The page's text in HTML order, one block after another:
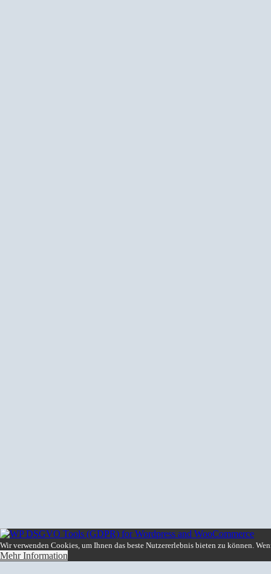
Wir verwenden Cookies, um Ihnen das beste Nutzererlebnis bieten zu können.
Mehr Information